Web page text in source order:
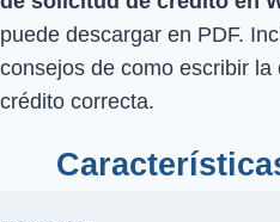
puede descargar en PDF.
consejos de como escribir
crédito correcta.